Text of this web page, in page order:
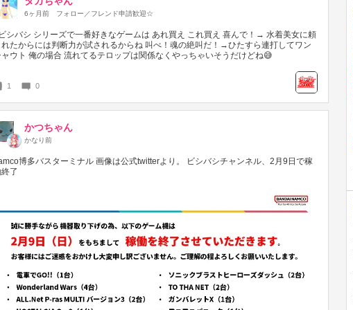
6ヶ月前 フォロー／フレンド申請歓迎☆
シバシ シリーズで一番好きなゲームは あれ買え これ買え 喜んで！→ 水着美女に頼
れたからには判断力が試されるからね 叫べ！魂の絶叫だ！→ひたすら連打してワン
ウト 俺の場合 流れてるテロップは関係なくやっちゃいそうだけどね😅
1 0
かつちゃん
かなり前
博多バスターミナル 画像は公式twitterより。 ビシバシチャンネル、2月9日で稼
了